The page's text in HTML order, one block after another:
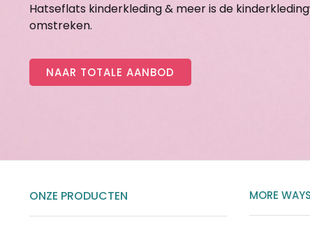
Hatseflats kinderkleding & meer is de
omstreken.
NAAR TOTALE AANBOD
ONZE PRODUCTEN MORE